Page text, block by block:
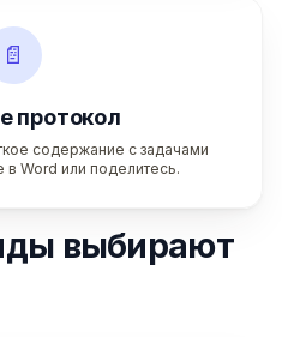
📄
протокол
содержание с задачами
в Word или поделитесь.
выбирают